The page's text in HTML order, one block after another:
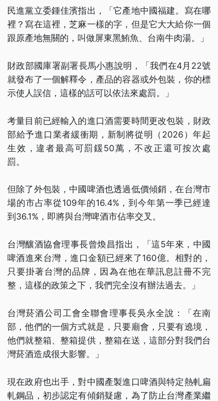
民進黨立委鍾佳濱指出，「它產地中國福建。寫在哪
裡？寫在這裡，芝麻一樣的字，但是它大大給你一個
跟原產地無關的，叫做屏東黑鮪魚、台南牛肉湯。」
財政部國庫署副署長馬小惠說明，「我們在4月22號
就發布了一個解釋令，產品的容器或外包裝，你的標
示使人誤信，這樣的話可以依法來處罰。」
考量目前已經輸入的進口酒需要時間更改包裝，財政
部給予進口業者緩衝期，新制將從明（2026）年起
生效，違者最高可罰鍰50萬，不改正還可按次處
罰。
但除了外包裝，中國啤酒也透過低價傾銷，在台灣市
場的市占率從109年的16.4%，到今年第一季已經達
到36.1%，即將與台灣啤酒市佔率交叉。
台灣釀酒協會理事長曾煥昌指出，「這5年來，中國
啤酒進來台灣，進口金額已經來了160億。相對的，
只要掛著台灣的品牌，因為在他在華訊息註冊不完
整，這樣的政策之下，我們完全沒有辦法過去。」
台灣菸酒公司工會全聯會理事長吳永全說：「在南
部，他們的一個方式就是，只要廟會，只要有遶境，
他們就整箱、整箱提供，整箱在送，這部分對我們台
灣菸酒造成很大影響。」
現在政府也出手，對中國產製進口啤酒與特定熱軋扁
軋鋼品，初步認定有傾銷疑慮，為了防止台灣產業繼